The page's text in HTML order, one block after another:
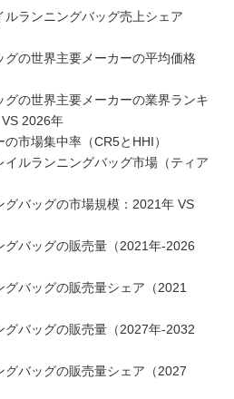
ルランニングバッグ売上シェア
グの世界主要メーカーの平均価格
グの世界主要メーカーの業界ランキ
2026年
市場集中率（CR5とHHI）
イルランニングバッグ市場（ティア
グバッグの市場規模：2021年 VS
グバッグの販売量（2021年-2026
グバッグの販売量シェア（2021
グバッグの販売量（2027年-2032
グバッグの販売量シェア（2027